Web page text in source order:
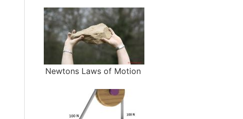
Newtons Laws of Motion